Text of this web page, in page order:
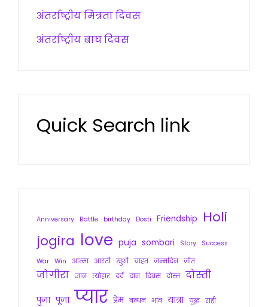
अंतर्राष्ट्रीय मित्रता दिवस
अंतर्राष्ट्रीय बाघ दिवस
Quick Search link
Anniversary Battle birthday Dosti Friendship
Holi
jogira love puja sombari Story
Success
War Win आत्मा आरती खुशी चाहत जन्मदिन जीत
जोगीरा ज्ञान त्योहार दर्द दान दिवस दोस्त दोस्ती
पुजा पूजा प्यार प्रेम बन्धन भाव यात्रा युद्ध राही